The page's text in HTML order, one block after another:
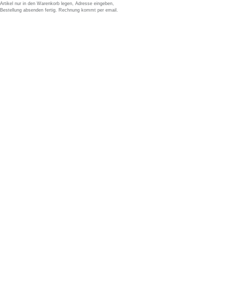
Artikel nur in den Warenkorb legen, Adresse eingeben,
Bestellung absenden fertig. Rechnung kommt per email.